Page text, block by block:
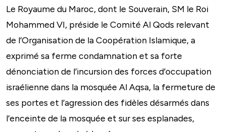
Le Royaume du Maroc, dont le Souverain, SM le Roi
Mohammed VI, préside le Comité Al Qods relevant
de l’Organisation de la Coopération Islamique, a
exprimé sa ferme condamnation et sa forte
dénonciation de l’incursion des forces d’occupation
israélienne dans la mosquée Al Aqsa, la fermeture de
ses portes et l’agression des fidèles désarmés dans
l’enceinte de la mosquée et sur ses esplanades,